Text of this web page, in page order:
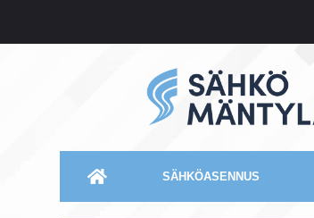
SÄHKÖASENNUS